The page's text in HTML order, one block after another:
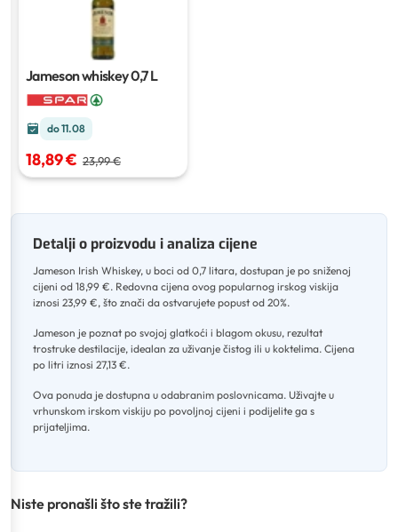
Jameson whiskey0,7 L
do 11.08
18,89 € 23,99 €
Detalji o proizvodu i analiza cijene
Jameson Irish Whiskey, u boci od 0,7 litara, dostupan je po sniženoj
cijeni od 18,99 €. Redovna cijena ovog popularnog irskog viskija
iznosi 23,99 €, što znači da ostvarujete popust od 20%.
Jameson je poznat po svojoj glatkoći i blagom okusu, rezultat
trostruke destilacije, idealan za uživanje čistog ili u koktelima. Cijena
po litri iznosi 27,13 €.
Ova ponuda je dostupna u odabranim poslovnicama. Uživajte u
vrhunskom irskom viskiju po povoljnoj cijeni i podijelite ga s
prijateljima.
Niste pronašli što ste tražili?